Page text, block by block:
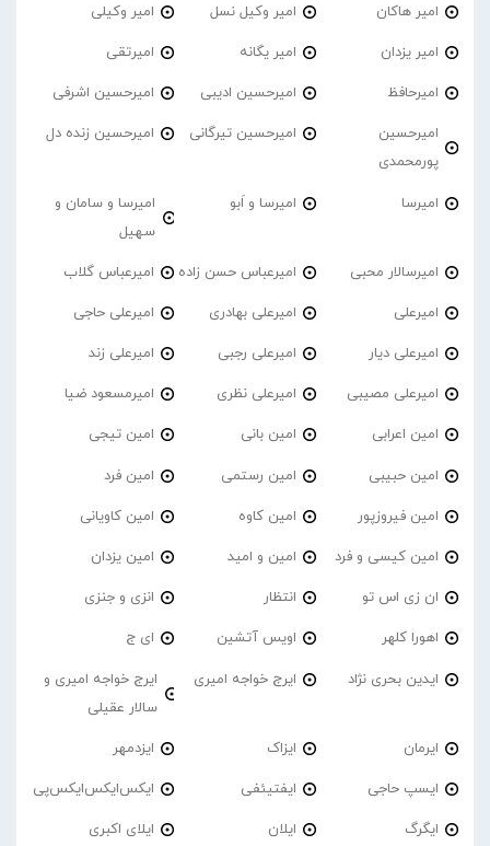
امیر هاکان امیر وکیل نسل امیر وکیلی
امیر یزدان امیر یگانه امیرتقی
امیرحافظ امیرحسین ادیبی امیرحسین اشرفی
امیرحسین
پورمحمدی
امیرحسین تیرگانی امیرحسین زنده دل
امیرسا امیرسا و اَبو
امیرسا و سامان و
سهیل
امیرسالار محبی امیرعباس حسن زاده امیرعباس گلاب
امیرعلی امیرعلی بهادری امیرعلی حاجی
امیرعلی دیار امیرعلی رجبی امیرعلی زند
امیرعلی مصیبی امیرعلی نظری امیرمسعود ضیا
امین اعرابی امین بانی امین تیجی
امین حبیبی امین رستمی امین فرد
امین فیروزپور امین کاوه امین کاویانی
امین کیسی و فرد امین و امید امین یزدان
ان زی اس تو انتظار انزی و جنزی
اهورا کلهر اویس آتشین ای ج
ایدین بحری نژاد ایرج خواجه امیری
ایرج خواجه امیری و
سالار عقیلی
ایرمان ایزاک ایزدمهر
ایسپ حاجی ایفتیئفی ایکس‌ایکس‌ایکس‌پی
ایگرگ ایلان ایلای اکبری